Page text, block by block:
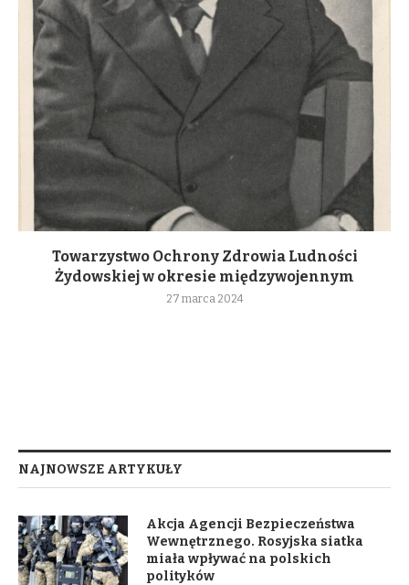
Towarzystwo Ochrony Zdrowia Ludności
Żydowskiej w okresie międzywojennym
27 marca 2024
NAJNOWSZE ARTYKUŁY
Akcja Agencji Bezpieczeństwa
Wewnętrznego. Rosyjska siatka
miała wpływać na polskich
polityków